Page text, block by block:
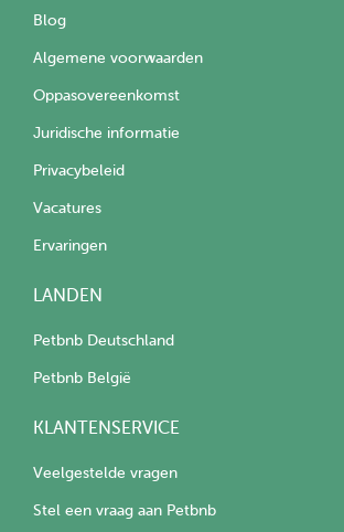
Blog
Algemene voorwaarden
Oppasovereenkomst
Juridische informatie
Privacybeleid
Vacatures
Ervaringen
LANDEN
Petbnb Deutschland
Petbnb België
KLANTENSERVICE
Veelgestelde vragen
Stel een vraag aan Petbnb